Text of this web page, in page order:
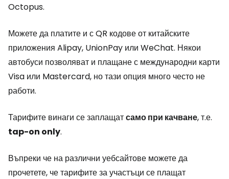
Octopus.
Можете да платите и с QR кодове от китайските
приложения Alipay, UnionPay или WeChat. Някои
автобуси позволяват и плащане с международни карти
Visa или Mastercard, но тази опция много често не
работи.
Тарифите винаги се заплащатсамо при качване, т.е.
tap-on only.
Въпреки че на различни уебсайтове можете да
прочетете, че тарифите за участъци се плащат